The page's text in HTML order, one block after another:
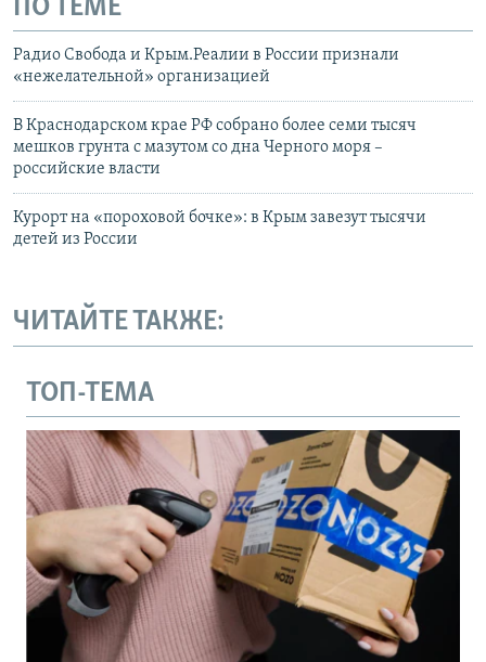
ПО ТЕМЕ
Радио Свобода и Крым.Реалии в России признали
«нежелательной» организацией
В Краснодарском крае РФ собрано более семи тысяч
мешков грунта с мазутом со дна Черного моря –
российские власти
Курорт на «пороховой бочке»: в Крым завезут тысячи
детей из России
ЧИТАЙТЕ ТАКЖЕ:
ТОП-ТЕМА